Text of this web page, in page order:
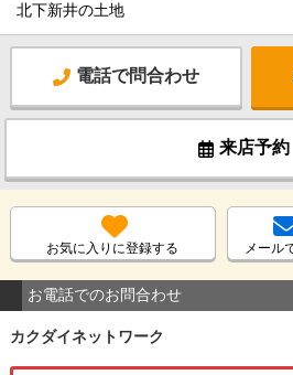
北下新井の土地
電話で問合わせ
来店予約
お気に入りに登録する メール
お電話でのお問合わせ
カクダイネットワーク